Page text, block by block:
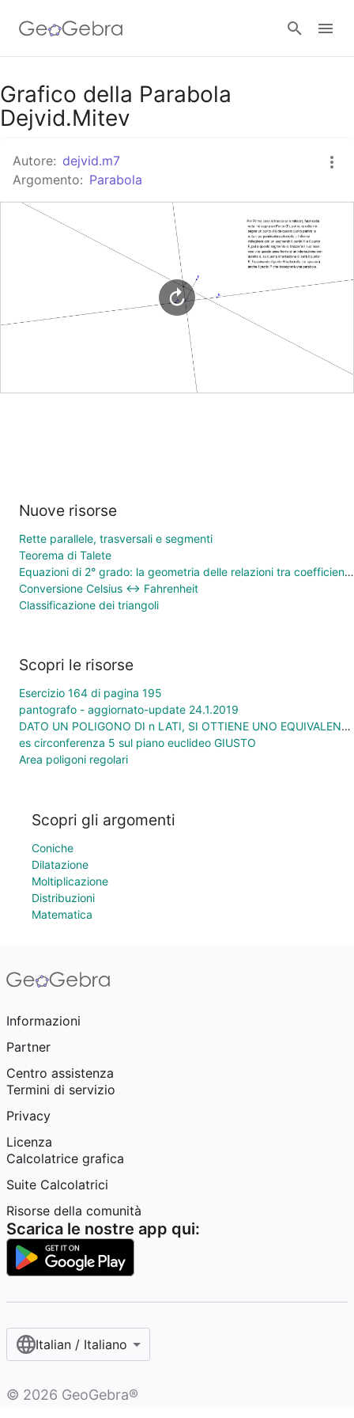
Google Classroom
Accedi
Grafico della Parabola
Dejvid.Mitev
Autore: dejvid.m7
Argomento: Parabola
Nuove risorse
Rette parallele, trasversali e segmenti
Teorema di Talete
Equazioni di 2° grado: la geometria delle relazioni tra coefficienti e soluzioni
Conversione Celsius ↔ Fahrenheit
Classificazione dei triangoli
Scopri le risorse
Esercizio 164 di pagina 195
pantografo - aggiornato-update 24.1.2019
DATO UN POLIGONO DI n LATI, SI OTTIENE UNO EQUIVALENTE DI n-1 LATI
es circonferenza 5 sul piano euclideo GIUSTO
Area poligoni regolari
Scopri gli argomenti
Coniche
Dilatazione
Moltiplicazione
Distribuzioni
Matematica
Informazioni
Partner
Centro assistenza
Termini di servizio
Privacy
Licenza
Calcolatrice grafica
Suite Calcolatrici
Risorse della comunità
Scarica le nostre app qui:
Italian / Italiano‎
© 2026 GeoGebra®